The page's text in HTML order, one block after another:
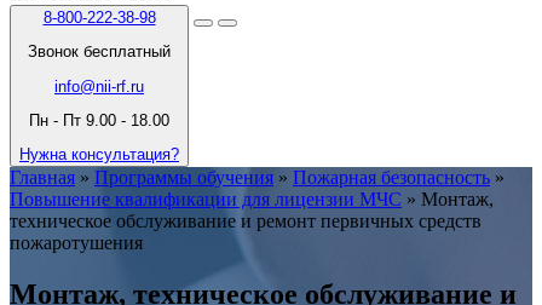
8-800-222-38-98
Звонок бесплатный
info@nii-rf.ru
Пн - Пт 9.00 - 18.00
Нужна консультация?
Главная » Программы обучения » Пожарная безопасность »
Повышение квалификации для лицензии МЧС » Монтаж,
техническое обслуживание и ремонт первичных средств
пожаротушения
Монтаж, техническое обслуживание и